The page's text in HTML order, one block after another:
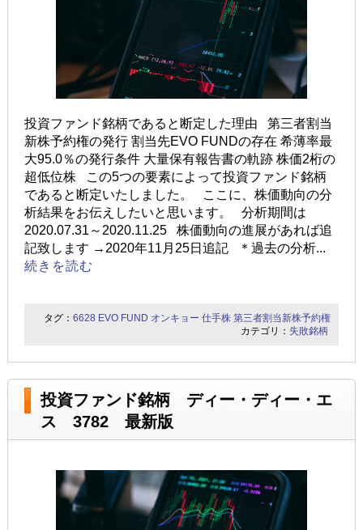
投資ファンド銘柄であると断定した理由 第三者割当
新株予約権の発行 割当先EVO FUNDの存在 希薄率最
大95.0％の発行条件 大量保有報告書の軌跡 株価2桁の
超低位株 この5つの要素によって投資ファンド銘柄
であると断定いたしました。 ここに、株価動向の分
析結果をお伝えしたいと思います。 分析期間は
2020.07.31～2020.11.25 株価動向の進展があれば追
記致します →2020年11月25日追記 ＊過去の分析...
続きを読む
タグ：6628 EVO FUND オンキョー 仕手株 第三者割当新株予約権
カテゴリ： 失敗銘柄
投資ファンド銘柄 ディー・ディー・エ
ス 3782 最新版